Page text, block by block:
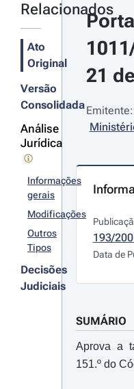
Relacionados
Ato
Original
Versão
Consolidada
Análise
Jurídica
Informações
gerais
Modificações
Outros
Tipos
Decisões
Judiciais
21
Emitente:
193/
Data de
SUMÁRIO
Aprova a
151.º do